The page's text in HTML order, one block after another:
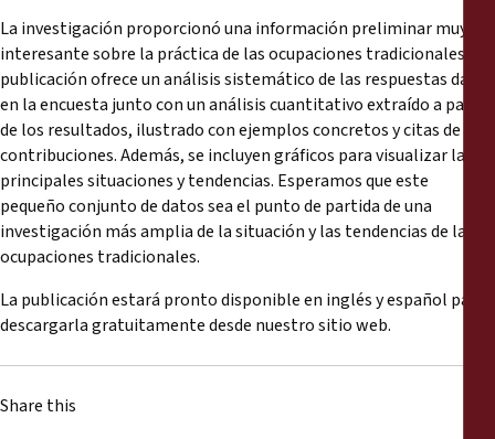
La investigación proporcionó una información preliminar muy
interesante sobre la práctica de las ocupaciones tradicionales. La
publicación ofrece un análisis sistemático de las respuestas dadas
en la encuesta junto con un análisis cuantitativo extraído a partir
de los resultados, ilustrado con ejemplos concretos y citas de las
contribuciones. Además, se incluyen gráficos para visualizar las
principales situaciones y tendencias. Esperamos que este
pequeño conjunto de datos sea el punto de partida de una
investigación más amplia de la situación y las tendencias de las
ocupaciones tradicionales.
La publicación estará pronto disponible en inglés y español para
descargarla gratuitamente desde nuestro sitio web.
Share this